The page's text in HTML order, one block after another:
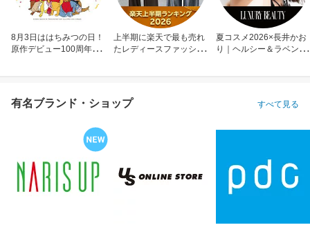
8月3日ははちみつの日！
原作デビュー100周年も
上半期に楽天で最も売れ
たレディースファッショ
夏コスメ2026×長井かお
り｜ヘルシー＆ラベンダ
有名ブランド・ショップ すべて見る